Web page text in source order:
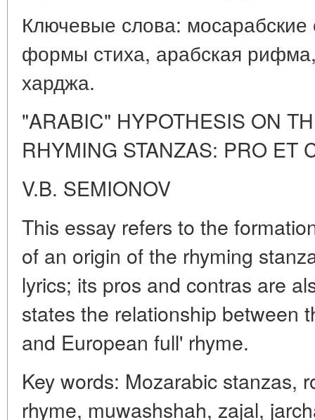
Ключевые слова:
формы стиха, арабская
харджа.
"ARABIC" HYPOTHESIS ON
RHYMING STANZAS: PRO ET
V.B. SEMIONOV
This essay refers to the
of an origin of the rhyming
lyrics; its pros and contras are
states the relationship between
and European full' rhyme.
Key words: Mozarabic stanzas,
rhyme, muwashshah, zajal,